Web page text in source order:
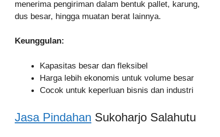
menerima pengiriman dalam bentuk pallet, karung,
dus besar, hingga muatan berat lainnya.
Keunggulan:
Kapasitas besar dan fleksibel
Harga lebih ekonomis untuk volume besar
Cocok untuk keperluan bisnis dan industri
Jasa Pindahan Sukoharjo Salahutu